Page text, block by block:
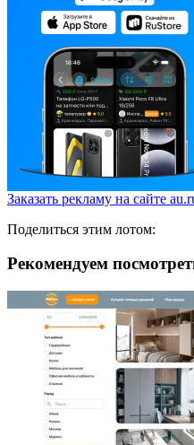
Заказать рекламу на сайте
Поделиться этим лотом:
Рекомендуем